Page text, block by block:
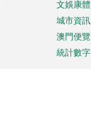
文娛康體
城市資訊
澳門便覽
統計數字